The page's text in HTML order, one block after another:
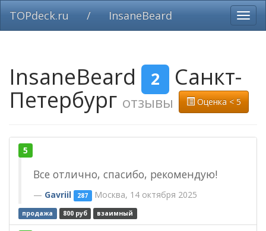
TOPdeck.ru / InsaneBeard
InsaneBeard 2 Санкт-
Петербург отзывы Оценка < 5
5
Все отлично, спасибо, рекомендую!
Gavriil 287 Москва, 14 октября 2025
продажа 800 руб взаимный